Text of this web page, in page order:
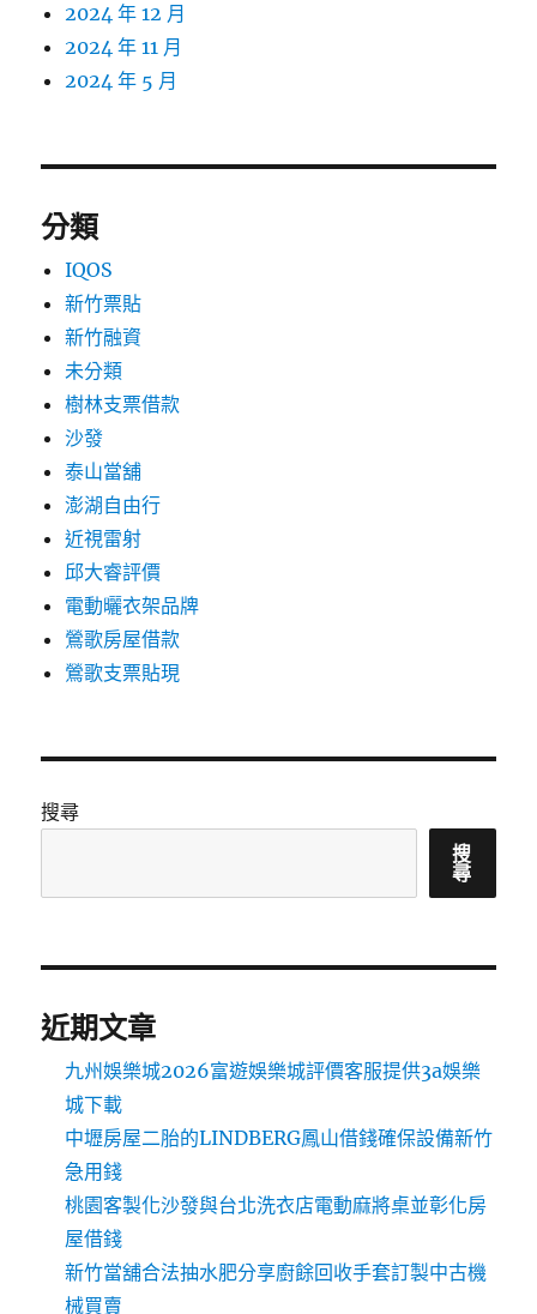
2024 年 12 月
2024 年 11 月
2024 年 5 月
分類
IQOS
新竹票貼
新竹融資
未分類
樹林支票借款
沙發
泰山當舖
澎湖自由行
近視雷射
邱大睿評價
電動曬衣架品牌
鶯歌房屋借款
鶯歌支票貼現
搜尋
搜
尋
近期文章
九州娛樂城2026富遊娛樂城評價客服提供3a娛樂
城下載
中壢房屋二胎的LINDBERG鳳山借錢確保設備新竹
急用錢
桃園客製化沙發與台北洗衣店電動麻將桌並彰化房
屋借錢
新竹當舖合法抽水肥分享廚餘回收手套訂製中古機
械買賣